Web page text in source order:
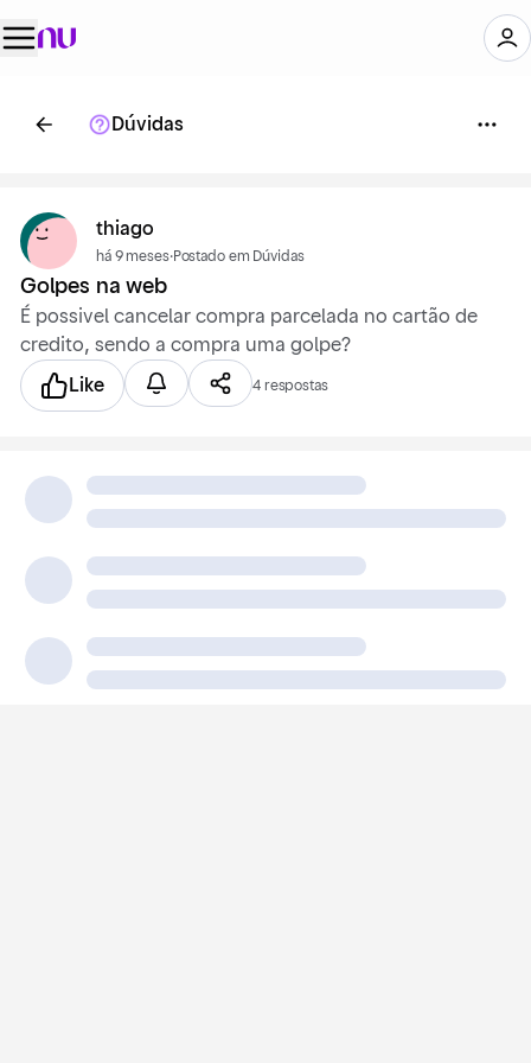
Dúvidas
thiago
há 9 meses·Postado em Dúvidas
Golpes na web
É possivel cancelar compra parcelada no cartão de
credito, sendo a compra uma golpe?
Like 4 respostas